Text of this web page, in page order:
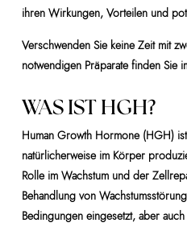
ihren Wirkungen, Vorteilen und
Verschwenden Sie keine Zeit mit
notwendigen Präparate finden Sie
WAS IST HGH?
Human Growth Hormone (HGH)
natürlicherweise im Körper
Rolle im Wachstum und der
Behandlung von
Bedingungen eingesetzt, aber